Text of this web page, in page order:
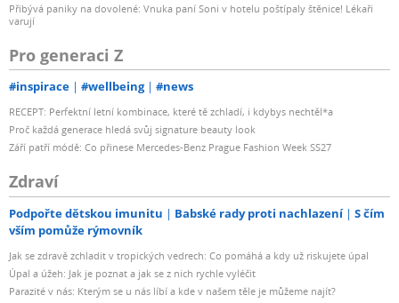
Přibývá paniky na dovolené: Vnuka paní Soni v hotelu poštípaly štěnice! Lékaři
varují
Pro generaci Z
#inspirace #wellbeing #news
RECEPT: Perfektní letní kombinace, které tě zchladí, i kdybys nechtěl*a
Proč každá generace hledá svůj signature beauty look
Září patří módě: Co přinese Mercedes-Benz Prague Fashion Week SS27
Zdraví
Podpořte dětskou imunitu Babské rady proti nachlazení
S čím
vším pomůže rýmovník
Jak se zdravě zchladit v tropických vedrech: Co pomáhá a kdy už riskujete úpal
Úpal a úžeh: Jak je poznat a jak se z nich rychle vyléčit
Parazité v nás: Kterým se u nás líbí a kde v našem těle je můžeme najít?